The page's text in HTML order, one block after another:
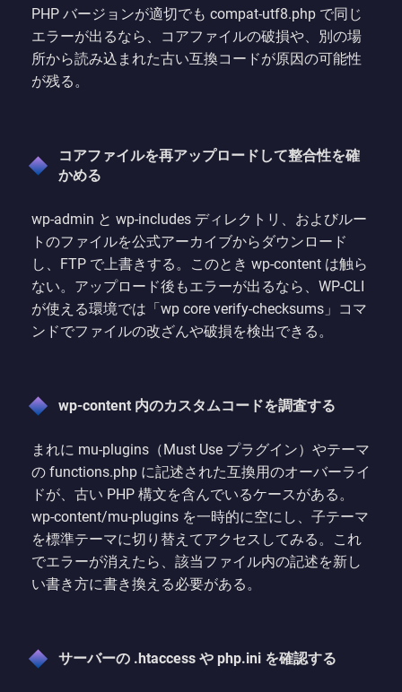
PHP バージョンが適切でも compat-utf8.php で同じ
エラーが出るなら、コアファイルの破損や、別の場
所から読み込まれた古い互換コードが原因の可能性
が残る。
コアファイルを再アップロードして整合性を確
かめる
wp-admin と wp-includes ディレクトリ、およびルー
トのファイルを公式アーカイブからダウンロード
し、FTP で上書きする。このとき wp-content は触ら
ない。アップロード後もエラーが出るなら、WP-CLI
が使える環境では「wp core verify-checksums」コマ
ンドでファイルの改ざんや破損を検出できる。
wp-content 内のカスタムコードを調査する
まれに mu-plugins（Must Use プラグイン）やテーマ
の functions.php に記述された互換用のオーバーライ
ドが、古い PHP 構文を含んでいるケースがある。
wp-content/mu-plugins を一時的に空にし、子テーマ
を標準テーマに切り替えてアクセスしてみる。これ
でエラーが消えたら、該当ファイル内の記述を新し
い書き方に書き換える必要がある。
サーバーの .htaccess や php.ini を確認する